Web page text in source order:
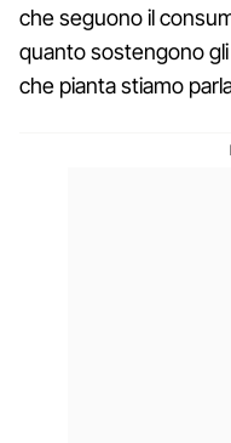
che seguono il
quanto sostengono
che pianta stiamo